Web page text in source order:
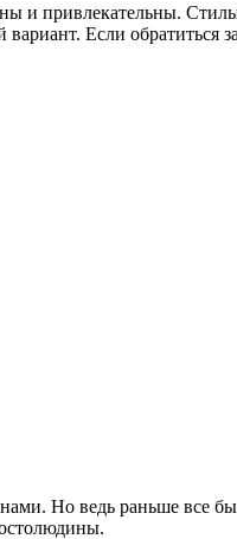
и привлекательны.
Если
Но ведь раньше все